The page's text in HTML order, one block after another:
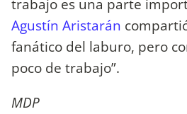
Agustín Aristarán
fanático del laburo, pero
poco de trabajo”.
MDP